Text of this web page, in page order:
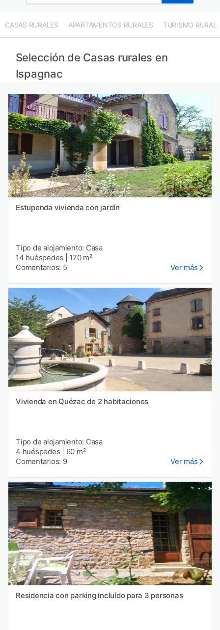
CASAS RURALES APARTAMENTOS RURALES TURISMO RURAL
Selección de Casas rurales en
Ispagnac
Estupenda vivienda con jardín
Tipo de alojamiento: Casa
14 huéspedes
170 m²
Comentarios: 5
Ver más
Vivienda en Quézac de 2 habitaciones
Tipo de alojamiento: Casa
4 huéspedes
60 m²
Comentarios: 9
Ver más
Residencia con parking incluído para 3 personas